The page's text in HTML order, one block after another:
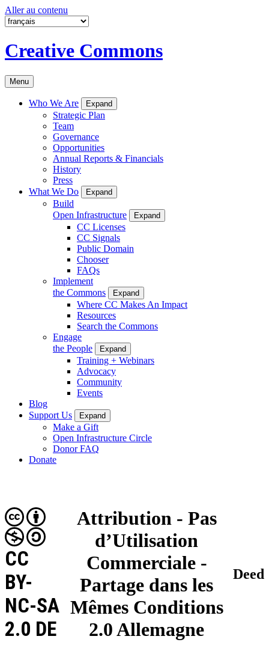
Aller au contenu
Creative Commons
Menu
Who We Are Expand
Strategic Plan
Team
Governance
Opportunities
Annual Reports & Financials
History
Press
What We Do
Expand
Build
Open Infrastructure
Expand
CC Licenses
CC Signals
Public Domain
Chooser
FAQs
Implement
the Commons
Expand
Where CC Makes An Impact
Resources
Search the Commons
Engage
the People
Expand
Training + Webinars
Advocacy
Community
Events
Blog
Support Us
Expand
Make a Gift
Open Infrastructure Circle
Donor FAQ
Donate
Attribution - Pas
d’Utilisation
Commerciale -
Partage dans les
Mêmes Conditions
2.0 Allemagne
CC
BY-
NC-SA
2.0 DE
Deed